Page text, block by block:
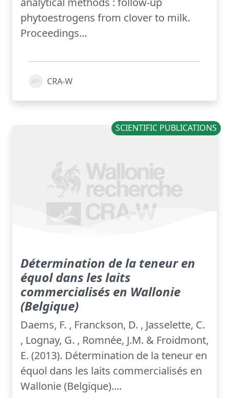
phytoestrogens from clover to milk.
Proceedings...
CRA-W
SCIENTIFIC PUBLICATIONS
Détermination de la teneur en
équol dans les laits
commercialisés en Wallonie
(Belgique)
Daems, F. , Franckson, D. , Jasselette, C.
, Lognay, G. , Romnée, J.M. & Froidmont,
E. (2013). Détermination de la teneur en
équol dans les laits commercialisés en
Wallonie (Belgique)....